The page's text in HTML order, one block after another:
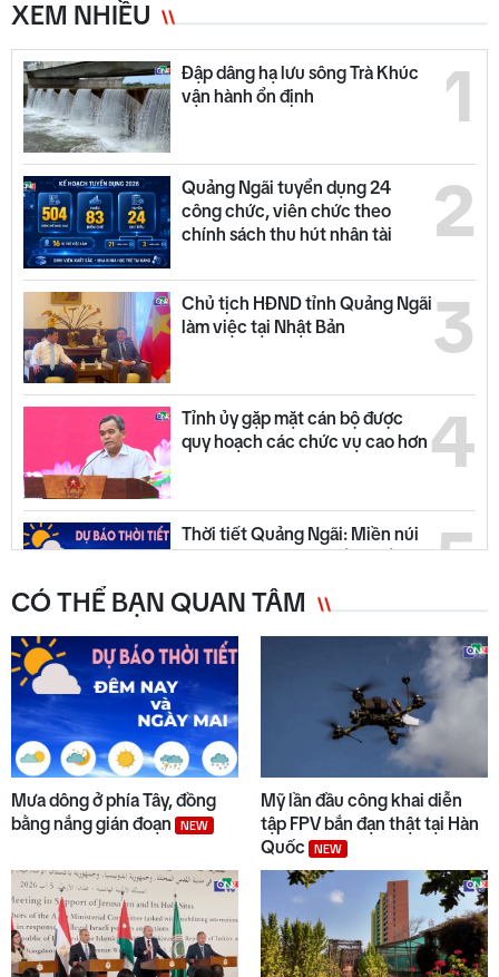
XEM NHIỀU
1
Đập dâng hạ lưu sông Trà Khúc
vận hành ổn định
2
Quảng Ngãi tuyển dụng 24
công chức, viên chức theo
chính sách thu hút nhân tài
3
Chủ tịch HĐND tỉnh Quảng Ngãi
làm việc tại Nhật Bản
4
Tỉnh ủy gặp mặt cán bộ được
quy hoạch các chức vụ cao hơn
5
Thời tiết Quảng Ngãi: Miền núi
có mưa dông, đồng bằng nắng
6
Quyết liệt tháo gỡ các dự án tồn
đọng, kéo dài
7
Đẩy nhanh tiến độ các dự án
trọng điểm
8
Trường biên giới sẵn sàng đón
năm học mới
CÓ THỂ BẠN QUAN TÂM
Mưa dông ở phía Tây, đồng
bằng nắng gián đoạn
NEW
Mỹ lần đầu công khai diễn
tập FPV bắn đạn thật tại Hàn
Quốc
NEW